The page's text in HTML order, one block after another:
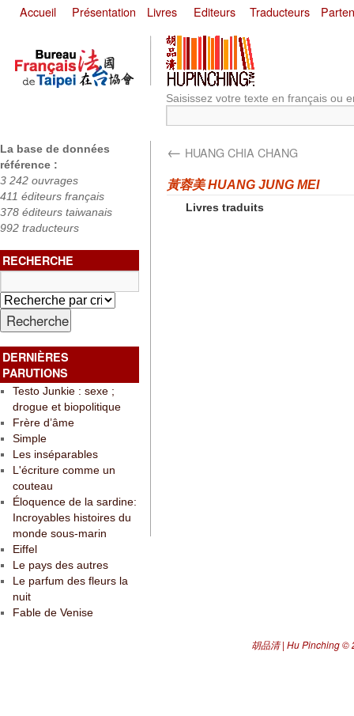
Accueil Présentation Livres Editeurs Traducteurs
Saisissez votre texte en français ou
La base de données
référence :
3 242 ouvrages
411 éditeurs français
378 éditeurs taiwanais
992 traducteurs
RECHERCHE
DERNIÈRES
PARUTIONS
Testo Junkie : sexe ;
drogue et biopolitique
Frère d’âme
Simple
Les inséparables
L'écriture comme un
couteau
Éloquence de la sardine:
Incroyables histoires du
monde sous-marin
Eiffel
Le pays des autres
Le parfum des fleurs la
nuit
Fable de Venise
← HUANG CHIA CHANG
黃蓉美 HUANG JUNG MEI
Livres traduits
胡品清 | Hu Pinching©